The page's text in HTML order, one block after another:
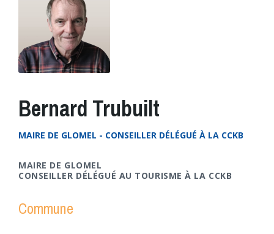
Bernard Trubuilt
MAIRE DE GLOMEL - CONSEILLER DÉLÉGUÉ À LA CCKB
MAIRE DE GLOMEL
CONSEILLER DÉLÉGUÉ AU TOURISME À LA CCKB
Commune